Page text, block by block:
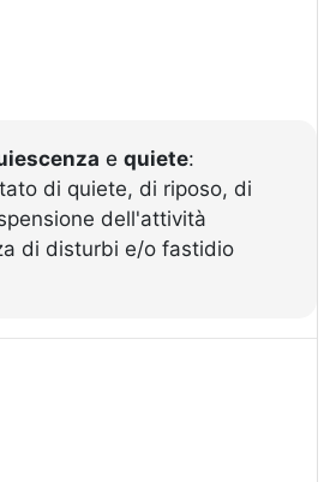
e quiete:
di quiete, di riposo, di
dell'attività
di disturbi e/o fastidio